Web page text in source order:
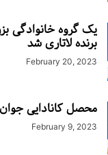
برنده لاتاری شد
February 20, 2023
محصل کانادایی
February 9, 2023